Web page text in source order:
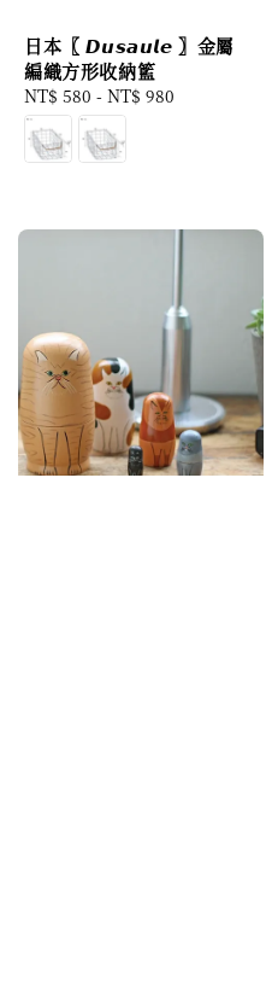
日本〖 𝘿𝙪𝙨𝙖𝙪𝙡𝙚 〗金屬
編織方形收納籃
Regular
price
NT$ 580 - NT$ 980